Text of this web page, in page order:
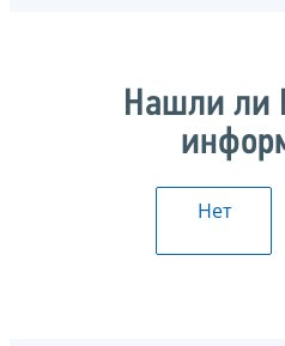
Нашли ли
Нет